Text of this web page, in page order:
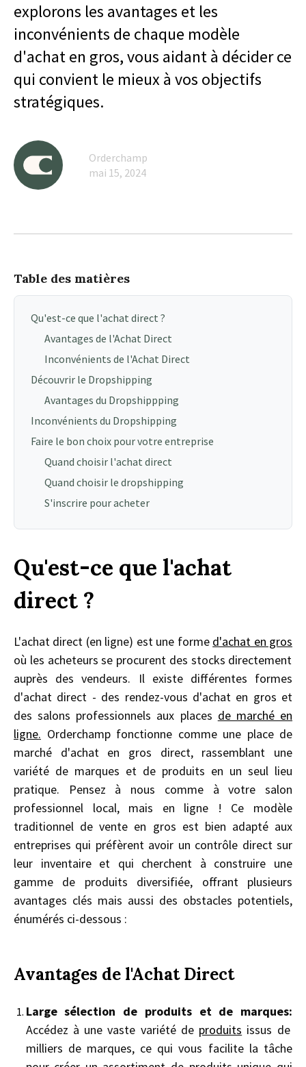
explorons les avantages et les
inconvénients de chaque modèle
d'achat en gros, vous aidant à décider ce
qui convient le mieux à vos objectifs
stratégiques.
Orderchamp
mai 15, 2024
Table des matières
Qu'est-ce que l'achat direct ?
Avantages de l'Achat Direct
Inconvénients de l'Achat Direct
Découvrir le Dropshipping
Avantages du Dropshippping
Inconvénients du Dropshipping
Faire le bon choix pour votre entreprise
Quand choisir l'achat direct
Quand choisir le dropshipping
S'inscrire pour acheter
Qu'est-ce que l'achat
direct ?
L'achat direct (en ligne) est une forme d'achat en gros
où les acheteurs se procurent des stocks directement
auprès des vendeurs. Il existe différentes formes
d'achat direct - des rendez-vous d'achat en gros et
des salons professionnels aux places de marché en
ligne. Orderchamp fonctionne comme une place de
marché d'achat en gros direct, rassemblant une
variété de marques et de produits en un seul lieu
pratique. Pensez à nous comme à votre salon
professionnel local, mais en ligne ! Ce modèle
traditionnel de vente en gros est bien adapté aux
entreprises qui préfèrent avoir un contrôle direct sur
leur inventaire et qui cherchent à construire une
gamme de produits diversifiée, offrant plusieurs
avantages clés mais aussi des obstacles potentiels,
énumérés ci-dessous :
Avantages de l'Achat Direct
Large sélection de produits et de marques:
Accédez à une vaste variété de produits issus de
milliers de marques, ce qui vous facilite la tâche